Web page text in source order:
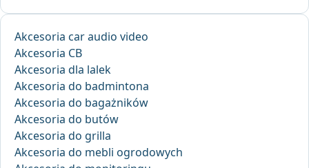
Akcesoria car audio video
Akcesoria CB
Akcesoria dla lalek
Akcesoria do badmintona
Akcesoria do bagażników
Akcesoria do butów
Akcesoria do grilla
Akcesoria do mebli ogrodowych